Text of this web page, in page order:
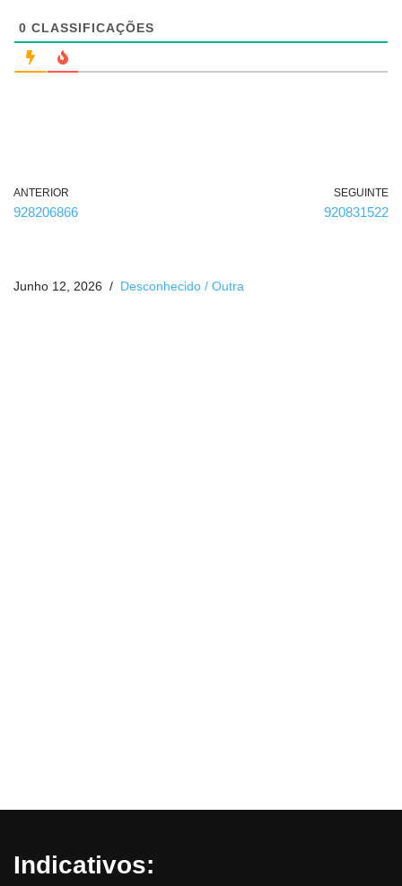
a
ó
0 CLASSIFICAÇÕES
ANTERIOR
928206866
SEGUINTE
920831522
Junho 12, 2026 Desconhecido / Outra
Indicativos: